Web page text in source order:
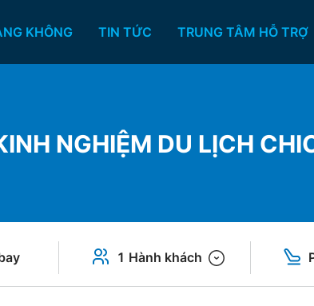
KHÔNG TIN TỨC TRUNG TÂM HỖ TRỢ
NGHIỆM DU LỊCH
1 Hành khách